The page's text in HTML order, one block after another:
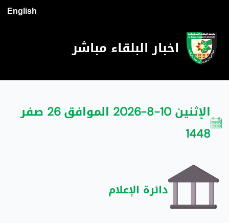
English
اخبار البلقاء مباشر
الإثنين 10-8-2026 الموافق 26 صفر
1448
دائرة الإعلام